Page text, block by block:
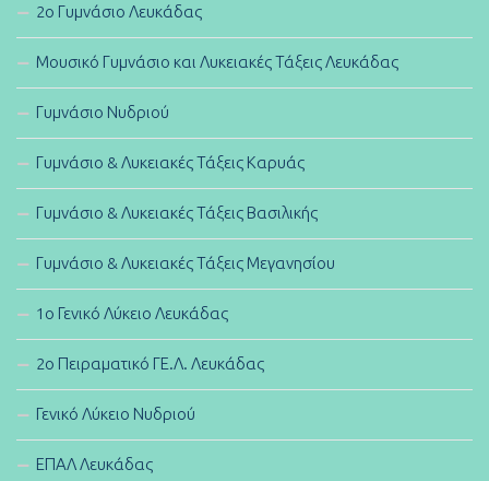
2ο Γυμνάσιο Λευκάδας
Μουσικό Γυμνάσιο και Λυκειακές Τάξεις Λευκάδας
Γυμνάσιο Νυδριού
Γυμνάσιο & Λυκειακές Τάξεις Καρυάς
Γυμνάσιο & Λυκειακές Τάξεις Βασιλικής
Γυμνάσιο & Λυκειακές Τάξεις Μεγανησίου
1ο Γενικό Λύκειο Λευκάδας
2ο Πειραματικό ΓΕ.Λ. Λευκάδας
Γενικό Λύκειο Νυδριού
ΕΠΑΛ Λευκάδας